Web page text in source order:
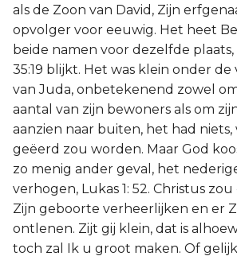
als de Zoon van David, Zijn
opvolger voor eeuwig. Het heet
beide namen voor dezelfde plaats,
35:19 blijkt. Het was klein onder
van Juda, onbetekenend zowel
aantal van zijn bewoners als om
aanzien naar buiten, het had
geëerd zou worden. Maar God
zo menig ander geval, het
verhogen, Lukas 1: 52. Christus
Zijn geboorte verheerlijken en er
ontlenen. Zijt gij klein, dat is
toch zal Ik u groot maken. Of